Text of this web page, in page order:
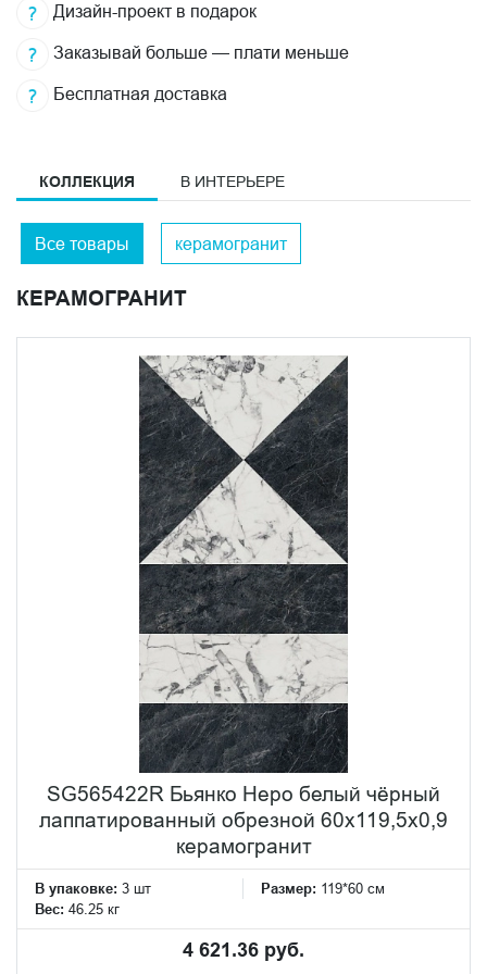
Дизайн-проект в подарок
Заказывай больше — плати меньше
Бесплатная доставка
КОЛЛЕКЦИЯ В ИНТЕРЬЕРЕ
Все товары керамогранит
КЕРАМОГРАНИТ
SG565422R Бьянко Неро белый чёрный
лаппатированный обрезной 60x119,5x0,9
керамогранит
В упаковке: 3 шт Размер: 119*60 см
Вес: 46.25 кг
4 621.36 руб.